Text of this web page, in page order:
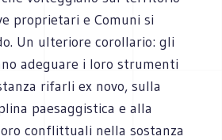
proprietari e Comuni si
Un ulteriore corollario: gli
adeguare i loro strumenti
rifarli ex novo, sulla
paesaggistica e alla
conflittuali nella sostanza